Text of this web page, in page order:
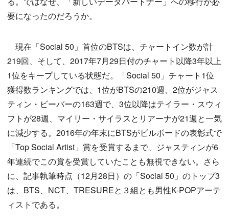
要になったのだろうか。
現在「Social 50」首位のBTSは、チャートイン数が計
219回、そして、2017年7月29日付のチャート以降3年以上
1位をキープしている状態だ。「Social 50」チャート1位
獲得数ランキングでは、1位がBTSの210週、2位がジャス
ティン・ビーバーの163週で、3位以降はテイラー・スウィ
フトが28週、マイリー・サイラスとリアーナが21週と一気
に減少する。2016年の年末にBTSがビルボードの表彰式で
「Top Social Artist」賞を受賞するまで、ジャスティンが6
年連続でこの賞を受賞していたことも無視できない。さら
に、記事執筆時点（12月28日）の「Social 50」のトップ3
は、BTS、NCT、TRESUREと３組とも男性K-POPアーテ
ィストである。